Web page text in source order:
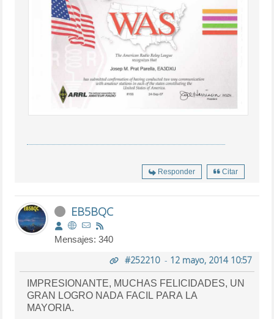
Responder Citar
EB5BQC
Mensajes: 340
#252210- 12 mayo, 2014 10:57
IMPRESIONANTE, MUCHAS FELICIDADES, UN
GRAN LOGRO NADA FACIL PARA LA
MAYORIA.